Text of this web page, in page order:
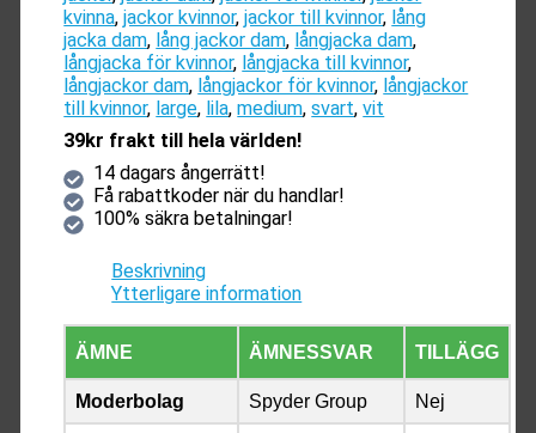
kvinna,jackor kvinnor,jackor till kvinnor, lång
jacka dam, lång jackor dam, långjacka dam,
långjacka för kvinnor, långjacka till kvinnor,
långjackor dam, långjackor för kvinnor, långjackor
till kvinnor, large, lila,medium,svart,vit
39kr frakt till hela världen!
14 dagars ångerrätt!
Få rabattkoder när du handlar!
100% säkra betalningar!
Beskrivning
Ytterligare information
ÄMNE ÄMNESSVAR TILLÄGG
Moderbolag Spyder Group Nej